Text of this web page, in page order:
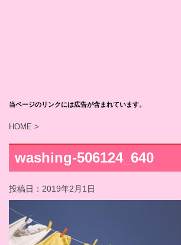
当ページのリンクには広告が含まれています。
HOME >
washing-506124_640
投稿日： 2019年2月1日